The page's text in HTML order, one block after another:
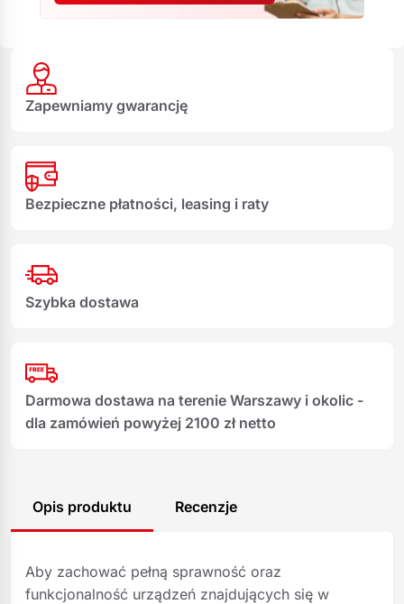
Zapewniamy gwarancję
Bezpieczne płatności, leasing i raty
Szybka dostawa
Darmowa dostawa na terenie Warszawy i okolic -
dla zamówień powyżej 2100 zł netto
Opis produktu Recenzje
Aby zachować pełną sprawność oraz
funkcjonalność urządzeń znajdujących się w